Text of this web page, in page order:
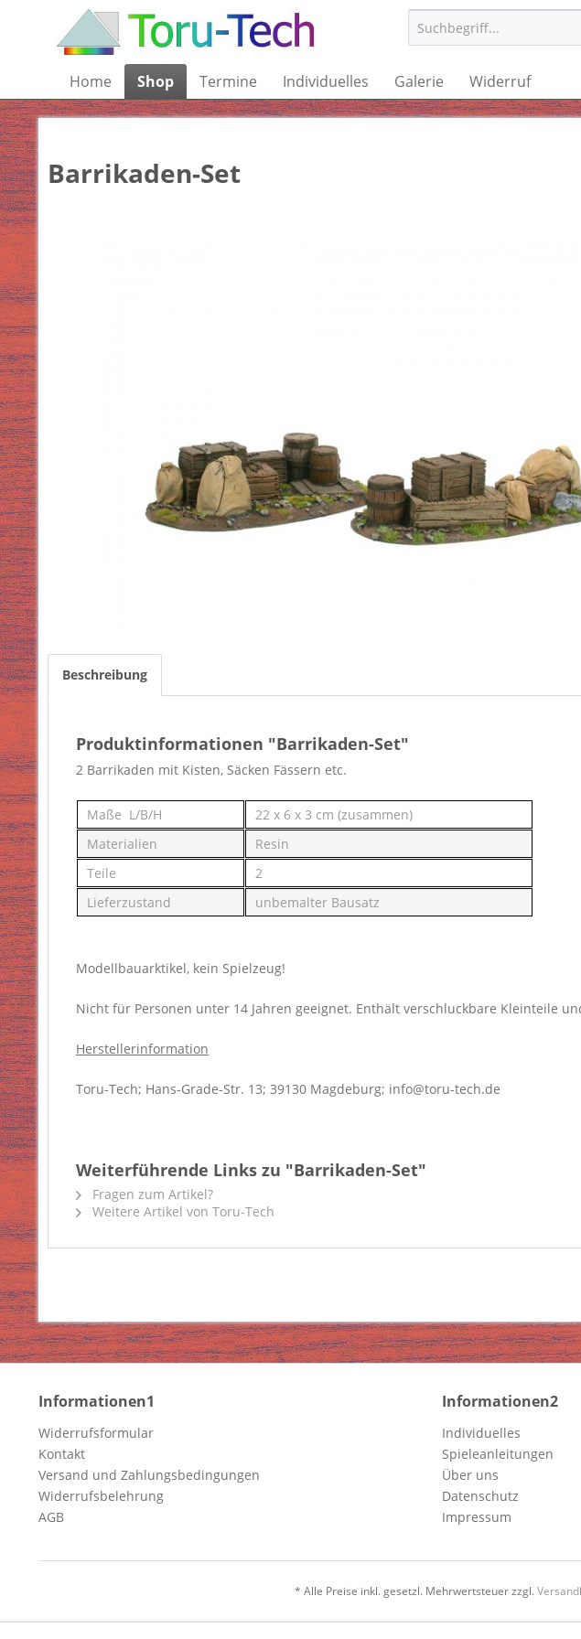
Home Shop Termine Individuelles Galerie Widerruf
Barrikaden-Set
Beschreibung
Produktinformationen "Barrikaden-Set"
2 Barrikaden mit Kisten, Säcken Fässern etc.
Maße L/B/H
22 x 6 x 3 cm (zusammen)
Materialien
Resin
Teile
2
Lieferzustand
unbemalter Bausatz
Modellbauarktikel, kein Spielzeug!
Nicht für Personen unter 14 Jahren geeignet. Enthält verschluckbare Kleinteile
Herstellerinformation
Toru-Tech; Hans-Grade-Str. 13; 39130 Magdeburg; info@toru-tech.de
Weiterführende Links zu "Barrikaden-Set"
Fragen zum Artikel?
Weitere Artikel von Toru-Tech
Informationen1
Widerrufsformular
Kontakt
Versand und Zahlungsbedingungen
Widerrufsbelehrung
AGB
Informationen2
Individuelles
Spieleanleitungen
Über uns
Datenschutz
Impressum
* Alle Preise inkl. gesetzl. Mehrwertsteuer zzgl.